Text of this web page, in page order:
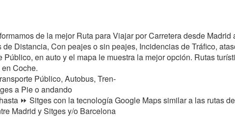
de la mejor Ruta para Viajar por Carretera desde
Distancia, Con peajes o sin peajes, Incidencias de Tráfico,
Público, en auto y el mapa le muestra la mejor opción. Rutas
Coche.
Público, Autobus, Tren-
a Pie o andando
⏩ Sitges con la tecnología Google Maps similar a las rutas
Madrid y Sitges y/o Barcelona